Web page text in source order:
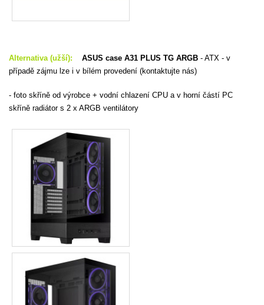
Alternativa (užší): ASUS case A31 PLUS TG ARGB - ATX - v
případě zájmu lze i v bílém provedení (kontaktujte nás)
- foto skříně od výrobce + vodní chlazení CPU a v horní částí PC
skříně radiátor s 2 x ARGB ventilátory